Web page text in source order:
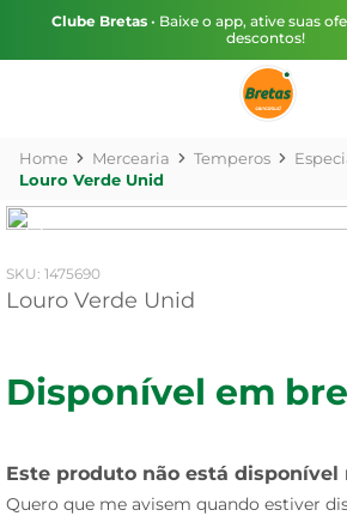
Clube Bretas • Baixe o app, ative suas
descontos!
Mercearia Temperos
Louro Verde Unid
: 1475690
Louro Verde Unid
Disponível em
Este produto não está disponível
Quero que me avisem quando estiver